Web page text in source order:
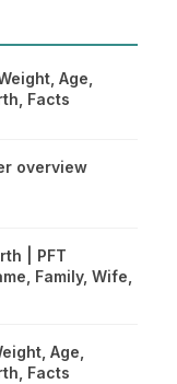
Age,
Facts
overview
| PFT
Family, Wife,
Age,
Facts